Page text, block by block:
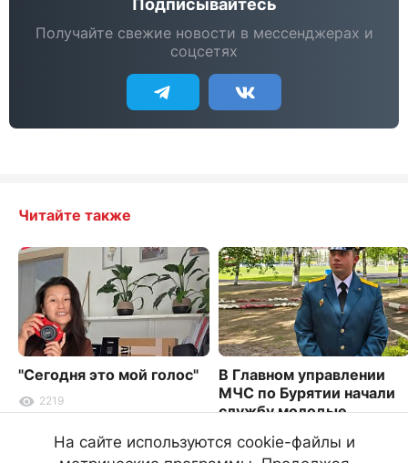
Подписывайтесь
Получайте свежие новости в мессенджерах и
соцсетях
Читайте также
"Сегодня это мой голос"
2219
В Главном управлении
МЧС по Бурятии начали
службу молодые
4202
На сайте используются cookie-файлы и